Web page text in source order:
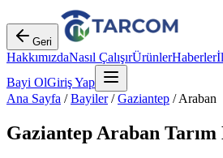
Geri
HakkımızdaNasıl ÇalışırÜrünlerHaberler
Bayi OlGiriş Yap
Ana Sayfa /Bayiler/Gaziantep /Araban
Gaziantep Araban Tarım